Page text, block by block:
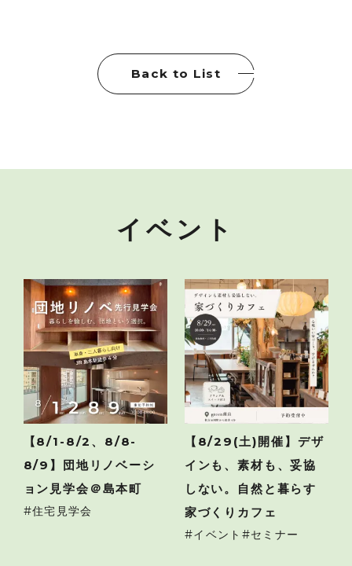
Back to List
イベント
【8/1-8/2、8/8-
8/9】団地リノベーシ
ョン見学会＠島本町
住宅見学会
【8/29(土)開催】デザ
インも、素材も、妥協
しない。自然と暮らす
家づくりカフェ
イベント セミナー